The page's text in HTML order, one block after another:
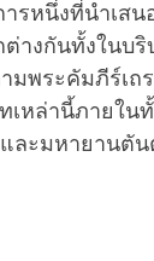
รหนึ่งที่นำเส
างกันทั้งในบ
มพระคัมภีร์เ
เหล่านี้ภายใน
ละมหายานตัน